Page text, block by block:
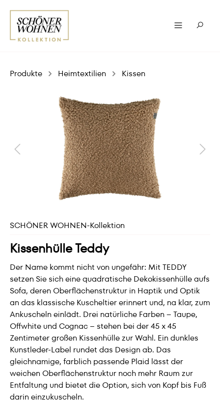
Produkte Heimtextilien Kissen
SCHÖNER WOHNEN-Kollektion
Kissenhülle Teddy
Der Name kommt nicht von ungefähr: Mit TEDDY
setzen Sie sich eine quadratische Dekokissenhülle aufs
Sofa, deren Oberflächenstruktur in Haptik und Optik
an das klassische Kuscheltier erinnert und, na klar, zum
Ankuscheln einlädt. Drei natürliche Farben – Taupe,
Offwhite und Cognac – stehen bei der 45 x 45
Zentimeter großen Kissenhülle zur Wahl. Ein dunkles
Kunstleder-Label rundet das Design ab. Das
gleichnamige, farblich passende Plaid lässt der
weichen Oberflächenstruktur noch mehr Raum zur
Entfaltung und bietet die Option, sich von Kopf bis Fuß
darin einzukuscheln.